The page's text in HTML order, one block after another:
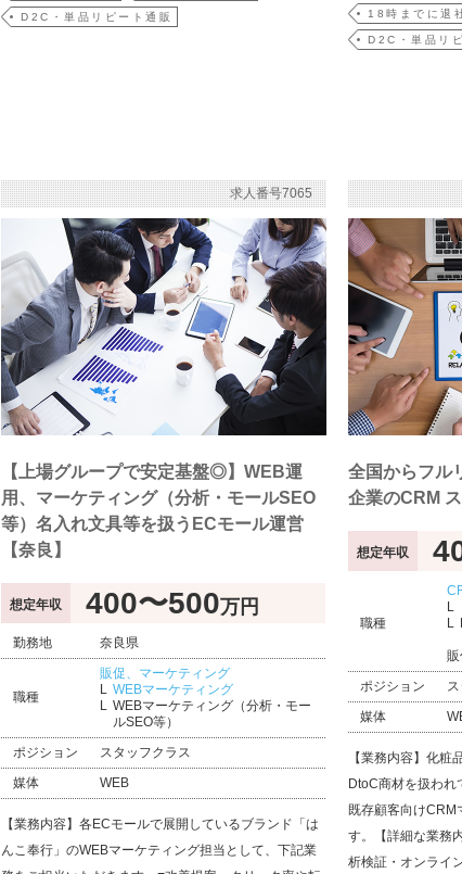
D2C・単品リピート通販 18時までに退
D2C・単品リ
求人番号7065
【上場グループで安定基盤◎】WEB運
用、マーケティング（分析・モールSEO
等）名入れ文具等を扱うECモール運営
【奈良】
想定年収 400〜500万円
勤務地 奈良県
職種
販促、マーケティング
WEBマーケティング
WEBマーケティング（分析・モー
ルSEO等）
ポジション
スタッフクラス
媒体
WEB
【業務内容】各ECモールで展開しているブランド「は
んこ奉行」のWEBマーケティング担当として、下記業
全国からフル
企業のCRM
想定年収
職種
ポジション
媒体
【業務内容】化粧
DtoC商材を扱われ
既存顧客向けCRM
す。【詳細な業務
析検証・オンライ